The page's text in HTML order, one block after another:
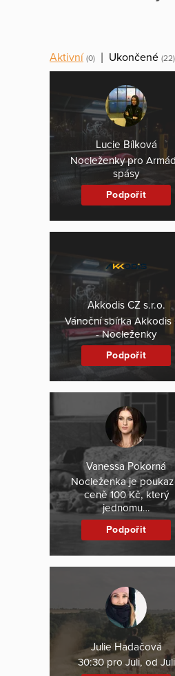
Aktivní (0) | Ukončené (22)
Lucie Bílková
Nocleženky pro
spásy
Podpořit
Akkodis CZ s.r.o.
Vánoční sbírka Akkodis
- Nocleženky
Podpořit
Vanessa Pokorná
Nocleženka je
ceně 100 Kč, který
jednomu…
Podpořit
Julie Hadačová
30:30 pro Juli, od Juli